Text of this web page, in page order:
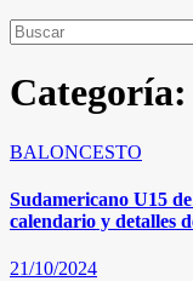
Categoría:
BALONCESTO
Sudamericano U15
calendario y detalles
21/10/2024